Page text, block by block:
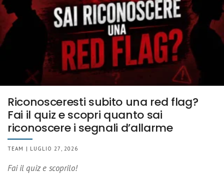
Riconosceresti subito una red flag?
Fai il quiz e scopri quanto sai
riconoscere i segnali d’allarme
TEAM | LUGLIO 27, 2026
Fai il quiz e scoprilo!